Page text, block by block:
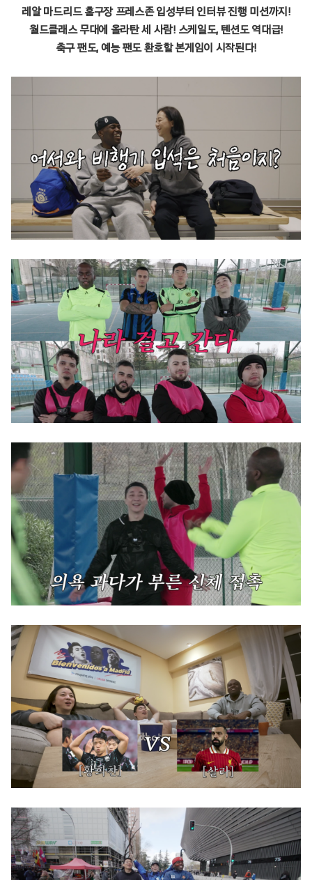
레알 마드리드 홈구장 프레스존 입성부터 인터뷰 진행 미션까지!
월드클래스 무대에 올라탄 세 사람! 스케일도, 텐션도 역대급!
축구 팬도, 예능 팬도 환호할 본게임이 시작된다!